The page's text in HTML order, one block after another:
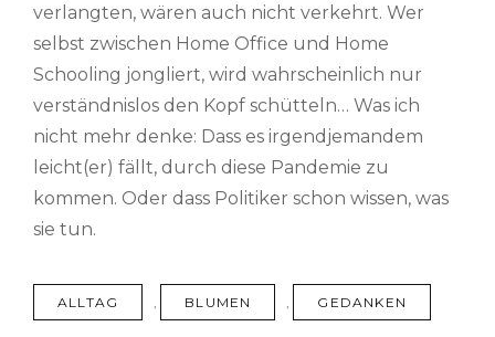
verlangten, wären auch nicht verkehrt. Wer
selbst zwischen Home Office und Home
Schooling jongliert, wird wahrscheinlich nur
verständnislos den Kopf schütteln… Was ich
nicht mehr denke: Dass es irgendjemandem
leicht(er) fällt, durch diese Pandemie zu
kommen. Oder dass Politiker schon wissen, was
sie tun.
TAGSALLTAG BLUMEN GEDANKEN